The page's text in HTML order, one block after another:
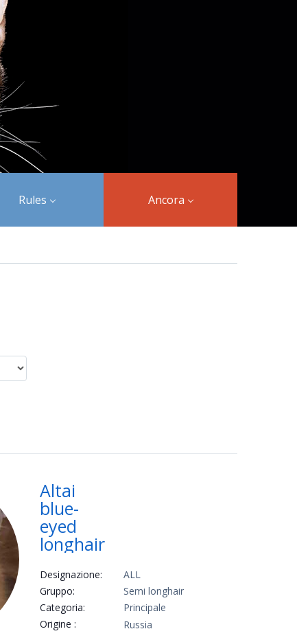
Rules Ancora
Altai
blue-
eyed
longhair
Designazione:
ALL
Gruppo:
Semi longhair
Categoria:
Principale
Origine :
Russia